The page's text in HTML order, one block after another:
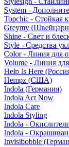
System -
Topchic - Стойкая
Greymy
Shine - Свет и
Style - Средства
Color - Линия для
Volume - Линия
Help Is Here
Hempz (США)
Indola (Германия)
Indola Act Now
Indola Care
Indola Styling
Indola -
Indola -
Invisibobble